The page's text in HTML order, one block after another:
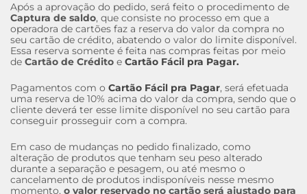
Após a aprovação do pedido, será feito o procedimento de
Captura de saldo, que consiste no processo em que a
operadora de cartões faz a reserva do valor da compra no
seu cartão de crédito, abatendo o valor do limite disponível.
Essa reserva somente é feita nas compras feitas por meio
de Cartão de Crédito e Cartão Fácil pra Pagar.
Pagamentos com o Cartão Fácil pra Pagar, será efetuada
uma reserva de 10% acima do valor da compra, sendo que o
cliente deverá ter esse limite disponível no seu cartão para
conseguir prosseguir com a compra.
Em caso de mudanças no pedido finalizado, como
alteração de produtos que tenham seu peso alterado
durante a separação e pesagem, ou até mesmo o
cancelamento de produtos indisponíveis nesse mesmo
momento, o valor reservado no cartão será ajustado para